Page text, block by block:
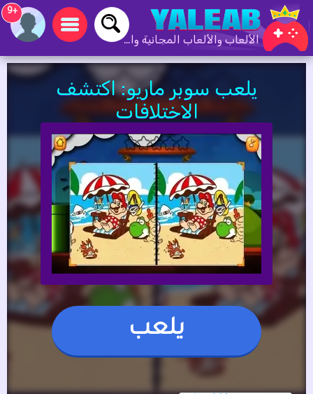
الألعاب والألعاب المجانية والألعاب عبر الإنترنت
+9
يلعب سوبر ماريو: اكتشف
الاختلافات
يلعب